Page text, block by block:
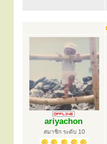
ariyachon
สมาชิก ระดับ 10